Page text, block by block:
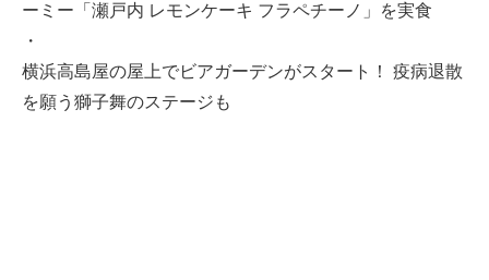
ーミー「瀬戸内 レモンケーキ フラペチーノ」を実食
・
横浜高島屋の屋上でビアガーデンがスタート！ 疫病退散
を願う獅子舞のステージも